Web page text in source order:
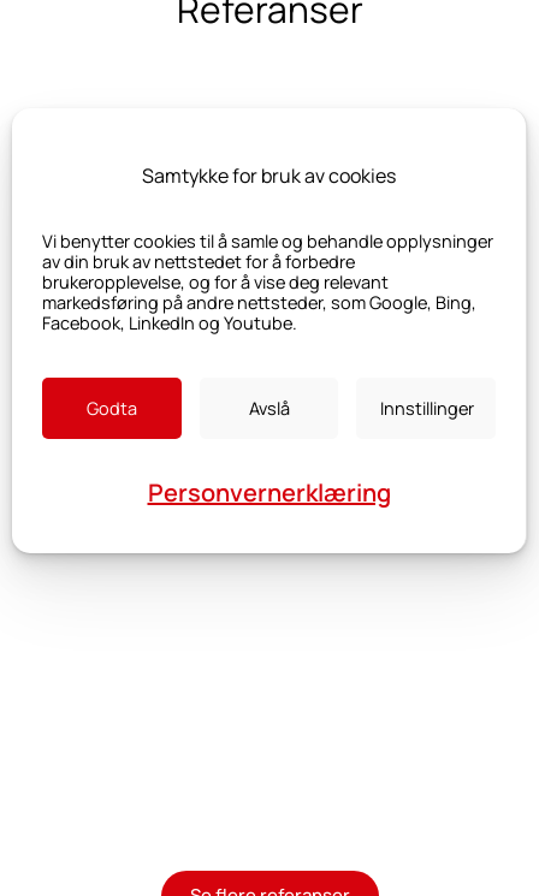
Samtykke for bruk av cookies
Vi benytter cookies til å samle og behandle opplysninger
av din bruk av nettstedet for å forbedre
brukeropplevelse, og for å vise deg relevant
markedsføring på andre nettsteder, som Google, Bing,
Facebook, LinkedIn og Youtube.
Godta Avslå Innstillinger
Personvernerklæring